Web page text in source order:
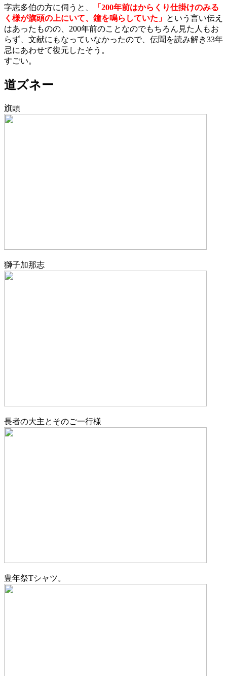
字志多伯の方に伺うと、
「200年前はからくり仕掛けのみる
く様が旗頭の上にいて、鐘を鳴らしていた」 という言い伝え
はあったものの、200年前のことなのでもちろん見た人もお
らず、文献にもなっていなかったので、伝聞を読み解き33年
忌にあわせて復元したそう。
すごい。
道ズネー
旗頭
獅子加那志
長者の大主とそのご一行様
豊年祭Tシャツ。